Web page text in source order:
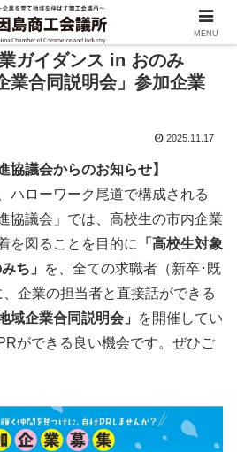
ガイダンス in おのみ
業合同説明会」参加企業
2025.11.17
協議会からのお知らせ】
ハローワーク尾道で構成される
協議会」では、高校生の市内企業
を図ることを目的に
「高校生対象
ち」
を、全ての求職者（新卒･既
企業の担当者と直接話ができる
域企業合同説明会」
を開催してい
ができる良い機会です。ぜひご
MENU